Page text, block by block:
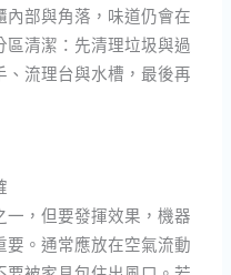
部與角落，味道仍會在
清潔：先清理垃圾與過
流理台與水槽，最後再
，但要發揮效果，機器
。通常應放在空氣流動